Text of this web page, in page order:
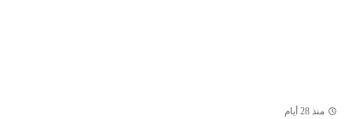
منذ 28 أيام